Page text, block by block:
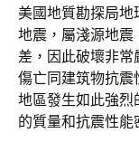
美國地質勘探局地
地震，屬淺源地
差，因此破壞非常
傷亡同建筑物抗震
地區發生如此強
的質量和抗震性能